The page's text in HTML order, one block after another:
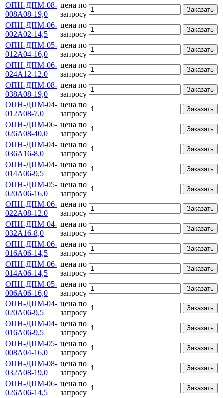
ОПН-ДПМ-08-
008А08-19,0
цена по
запросу
Заказать
ОПН-ДПМ-06-
002А02-14,5
цена по
запросу
Заказать
ОПН-ДПМ-05-
012А04-16,0
цена по
запросу
Заказать
ОПН-ДПМ-06-
024А12-12.0
цена по
запросу
Заказать
ОПН-ДПМ-08-
038А08-19,0
цена по
запросу
Заказать
ОПН-ДПМ-04-
012А08-7,0
цена по
запросу
Заказать
ОПН-ДПМ-06-
026А08-40,0
цена по
запросу
Заказать
ОПН-ДПМ-04-
036А16-8,0
цена по
запросу
Заказать
ОПН-ДПМ-04-
014А06-9,5
цена по
запросу
Заказать
ОПН-ДПМ-05-
020А06-16,0
цена по
запросу
Заказать
ОПН-ДПМ-06-
022А08-12.0
цена по
запросу
Заказать
ОПН-ДПМ-04-
032А16-8,0
цена по
запросу
Заказать
ОПН-ДПМ-06-
016А06-14,5
цена по
запросу
Заказать
ОПН-ДПМ-06-
014А06-14,5
цена по
запросу
Заказать
ОПН-ДПМ-05-
006А06-16,0
цена по
запросу
Заказать
ОПН-ДПМ-04-
020А06-9,5
цена по
запросу
Заказать
ОПН-ДПМ-04-
016А06-9,5
цена по
запросу
Заказать
ОПН-ДПМ-05-
008А04-16,0
цена по
запросу
Заказать
ОПН-ДПМ-08-
032А08-19,0
цена по
запросу
Заказать
ОПН-ДПМ-06-
026А06-14,5
цена по
запросу
Заказать